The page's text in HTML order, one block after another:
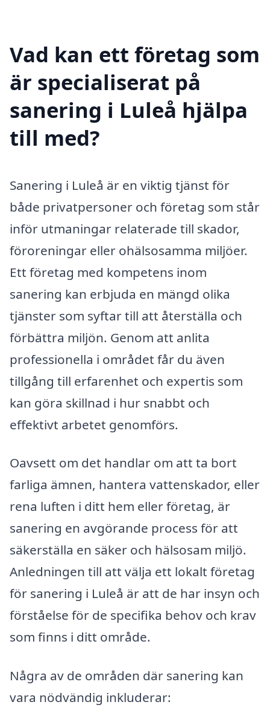
Vad kan ett företag som
är specialiserat på
sanering i Luleå hjälpa
till med?
Sanering i Luleå är en viktig tjänst för
både privatpersoner och företag som står
inför utmaningar relaterade till skador,
föroreningar eller ohälsosamma miljöer.
Ett företag med kompetens inom
sanering kan erbjuda en mängd olika
tjänster som syftar till att återställa och
förbättra miljön. Genom att anlita
professionella i området får du även
tillgång till erfarenhet och expertis som
kan göra skillnad i hur snabbt och
effektivt arbetet genomförs.
Oavsett om det handlar om att ta bort
farliga ämnen, hantera vattenskador, eller
rena luften i ditt hem eller företag, är
sanering en avgörande process för att
säkerställa en säker och hälsosam miljö.
Anledningen till att välja ett lokalt företag
för sanering i Luleå är att de har insyn och
förståelse för de specifika behov och krav
som finns i ditt område.
Några av de områden där sanering kan
vara nödvändig inkluderar: